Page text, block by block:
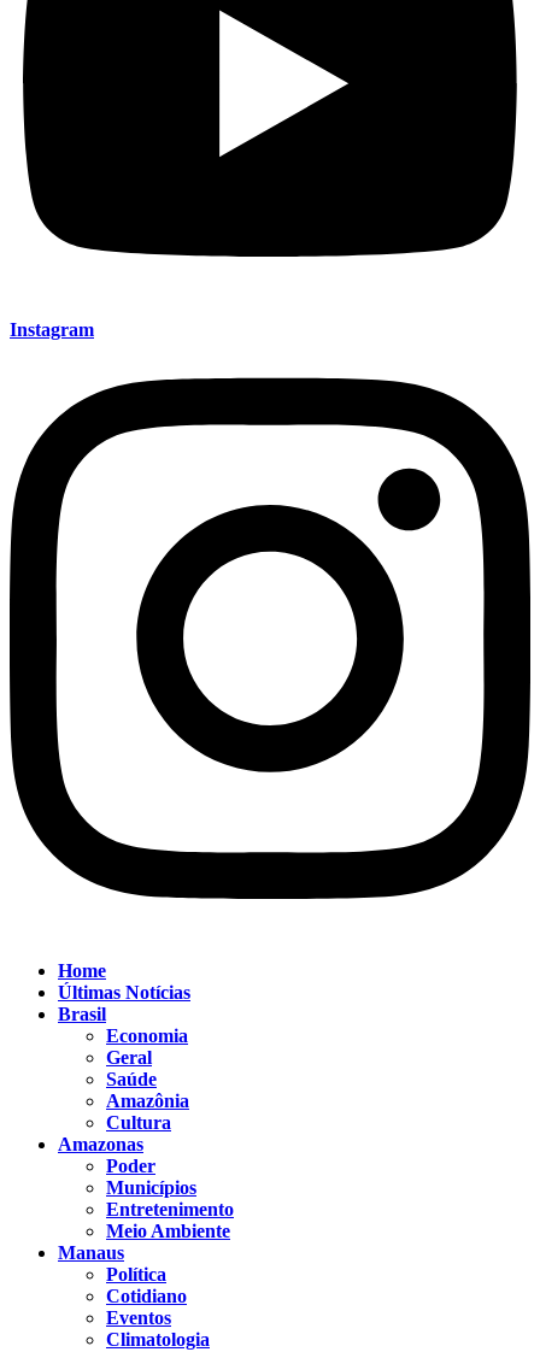
Instagram
Home
Últimas Notícias
Brasil
Economia
Geral
Saúde
Amazônia
Cultura
Amazonas
Poder
Municípios
Entretenimento
Meio Ambiente
Manaus
Política
Cotidiano
Eventos
Climatologia